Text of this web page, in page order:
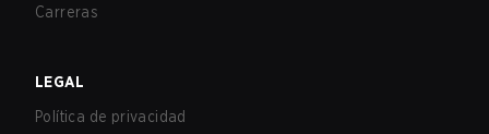
Carreras
LEGAL
Política de privacidad